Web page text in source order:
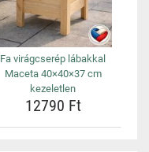
Fa virágcserép lábakkal
Maceta 40×40×37 cm
kezeletlen
12790 Ft